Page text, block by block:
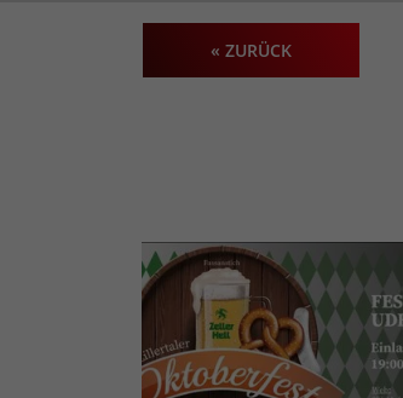
« ZURÜCK